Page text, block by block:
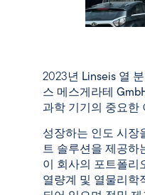
2023년 Linseis 열
스 메스게라테
과학 기기의 중요한
성장하는 인도 시장
트 솔루션을 제공하
이 회사의 포트폴리
열량계 및 열물리학